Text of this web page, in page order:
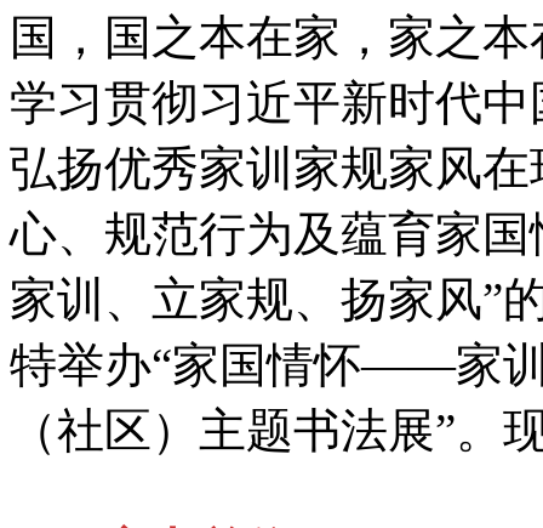
国，国之本在家，家之
学习贯彻习近平新时代
弘扬优秀家训家规家风
心、规范行为及蕴育家
家训、立家规、扬家风”
特举办“家国情怀——家
（社区）主题书法展”。